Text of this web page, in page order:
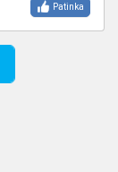
Patinka